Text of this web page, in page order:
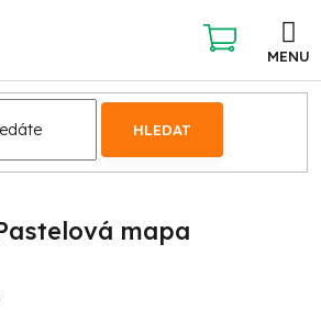
HLEDAT
NÁKUPNÍ
KOŠÍK
mapa